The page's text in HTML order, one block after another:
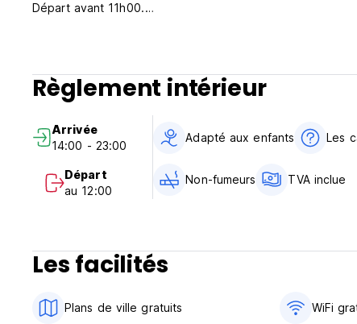
Départ avant 11h00.
Taxes incluses.
Le petit déjeuner n'est pas inclus.
Généralités :
Pas de couvre-feu.
Les enfants sont les bienvenus.
Non fumeur.
La durée maximale du séjour est de 14 jours. (Auto-
Règlement intérieur
Arrivée
14:00 - 23:00
Départ
au 12:00
Adapté aux enfants Les
Non-fumeurs TVA inclue
Les facilités
Plans de ville gratuits WiFi